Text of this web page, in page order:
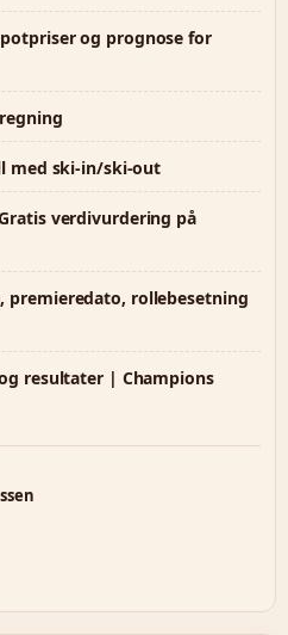
og prognose for
med ski-in/ski-out
verdivurdering på
premieredato, rollebesetning
resultater | Champions